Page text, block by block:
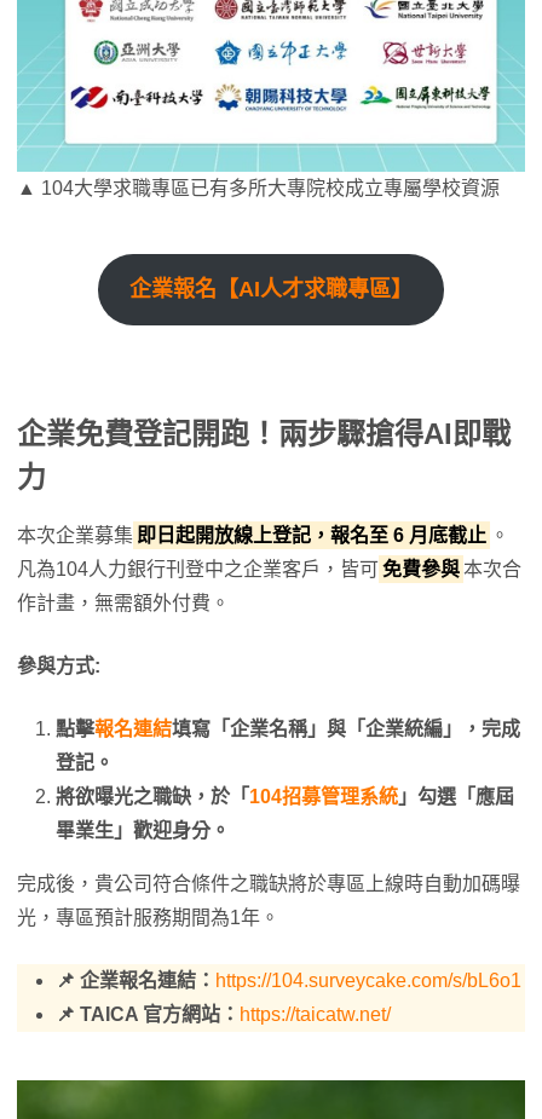
▲ 104大學求職專區已有多所大專院校成立專屬學校資源
企業報名【AI人才求職專區】
企業免費登記開跑！兩步驟搶得AI即戰
力
本次企業募集 即日起開放線上登記，報名至 6 月底截止 。
凡為104人力銀行刊登中之企業客戶，皆可免費參與本次合
作計畫，無需額外付費。
參與方式:
點擊報名連結填寫「企業名稱」與「企業統編」，完成
登記。
將欲曝光之職缺，於「 104招募管理系統 」勾選「應屆
畢業生」歡迎身分。
完成後，貴公司符合條件之職缺將於專區上線時自動加碼曝
光，專區預計服務期間為1年。
📌 企業報名連結： https://104.surveycake.com/s/bL6o1
📌 TAICA 官方網站： https://taicatw.net/